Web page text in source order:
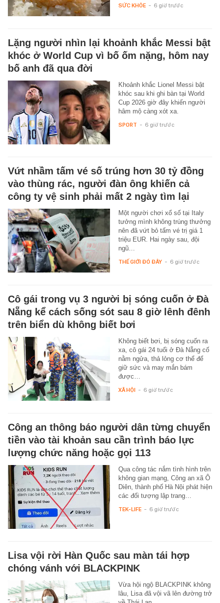
SỨC KHỎE - 6 giờ trước
Lặng người nhìn lại khoảnh khắc Messi bật
khóc ở World Cup vì bố ốm nặng, hôm nay
bố anh đã qua đời
Khoảnh khắc Lionel Messi bật
khóc sau khi ghi bàn tại World
Cup 2026 giờ đây khiến người
hâm mộ càng xót xa.
SPORT - 6 giờ trước
Vứt nhầm tấm vé số trúng hơn 30 tỷ đồng
vào thùng rác, người đàn ông khiến cả
công ty vệ sinh phải mất 2 ngày tìm lại
Một người chơi xổ số tại Italy
tưởng mình không trúng thưởng
nên đã vứt bỏ tấm vé trị giá 1
triệu EUR. Hai ngày sau, đội
ngũ…
THẾ GIỚI ĐÓ ĐÂY - 6 giờ trước
Cô gái trong vụ 3 người bị sóng cuốn ở Đà
Nẵng kể cách sống sót sau 8 giờ lênh đênh
trên biển dù không biết bơi
Không biết bơi, bị sóng cuốn ra
xa, cô gái 24 tuổi ở Đà Nẵng cố
nằm ngửa, thả lỏng cơ thể để
giữ sức và may mắn bám
được…
XÃ HỘI - 6 giờ trước
Công an thông báo người dân từng chuyển
tiền vào tài khoản sau cần trình báo lực
lượng chức năng hoặc gọi 113
Qua công tác nắm tình hình trên
không gian mạng, Công an xã Ô
Diên, thành phố Hà Nội phát hiện
các đối tượng lập trang…
TEK-LIFE - 6 giờ trước
Lisa vội rời Hàn Quốc sau màn tái hợp
chóng vánh với BLACKPINK
Vừa hội ngộ BLACKPINK không
lâu, Lisa đã vội vã lên đường trở